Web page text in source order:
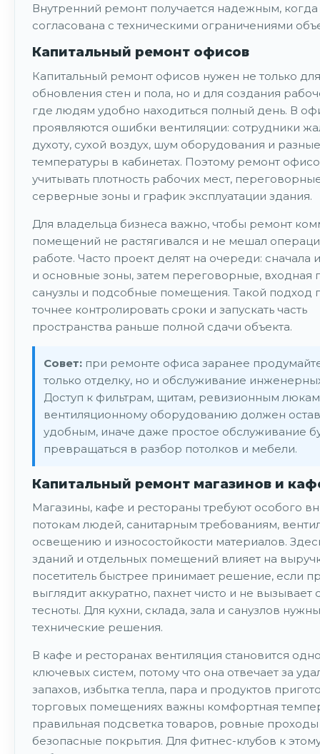
Внутренний ремонт получается надежным, когда
согласована с техническими ограничениями
Капитальный ремонт офисов
Капитальный ремонт офисов нужен не только для
обновления стен и пола, но и для создания
где людям удобно находиться полный день. В
проявляются ошибки вентиляции: сотрудники
духоту, сухой воздух, шум оборудования и разные
температуры в кабинетах. Поэтому ремонт
учитывать плотность рабочих мест,
серверные зоны и график эксплуатации здания.
Для владельца бизнеса важно, чтобы ремонт
помещений не растягивался и не мешал
работе. Часто проект делят на очереди: сначала
и основные зоны, затем переговорные, входная
санузлы и подсобные помещения. Такой подход
точнее контролировать сроки и запускать часть
пространства раньше полной сдачи объекта.
Совет: при ремонте офиса заранее
только отделку, но и обслуживание
Доступ к фильтрам, щитам, ревизионным
вентиляционному оборудованию должен
удобным, иначе даже простое обслуживание
превращаться в разбор потолков и мебели.
Капитальный ремонт магазинов и
Магазины, кафе и рестораны требуют особого
потокам людей, санитарным требованиям,
освещению и износостойкости материалов.
зданий и отдельных помещений влияет на
посетитель быстрее принимает решение, если
выглядит аккуратно, пахнет чисто и не
тесноты. Для кухни, склада, зала и санузлов
технические решения.
В кафе и ресторанах вентиляция становится
ключевых систем, потому что она отвечает за
запахов, избытка тепла, пара и продуктов
торговых помещениях важны комфортная
правильная подсветка товаров, ровные
безопасные покрытия. Для фитнес-клубов к